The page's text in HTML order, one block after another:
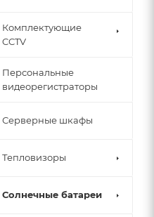
Комплектующие
CCTV
Персональные
видеорегистраторы
Серверные шкафы
Тепловизоры
Солнечные батареи